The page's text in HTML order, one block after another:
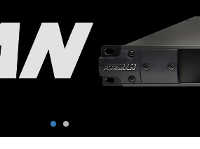
Konto erstellen
Passwort vergessen?